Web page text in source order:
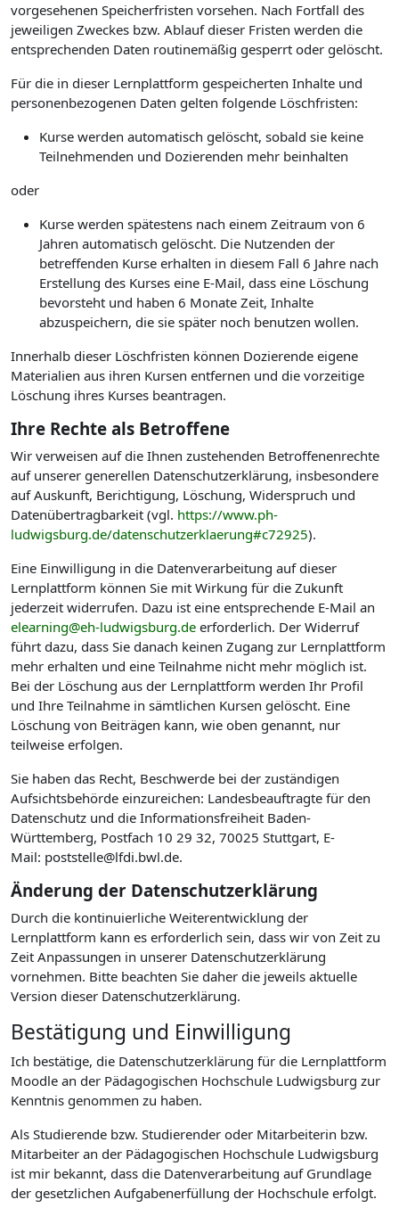
vorgesehenen Speicherfristen vorsehen. Nach Fortfall des
jeweiligen Zweckes bzw. Ablauf dieser Fristen werden die
entsprechenden Daten routinemäßig gesperrt oder gelöscht.
Für die in dieser Lernplattform gespeicherten Inhalte und
personenbezogenen Daten gelten folgende Löschfristen:
Kurse werden automatisch gelöscht, sobald sie keine
Teilnehmenden und Dozierenden mehr beinhalten
oder
Kurse werden spätestens nach einem Zeitraum von 6
Jahren automatisch gelöscht. Die Nutzenden der
betreffenden Kurse erhalten in diesem Fall 6 Jahre nach
Erstellung des Kurses eine E-Mail, dass eine Löschung
bevorsteht und haben 6 Monate Zeit, Inhalte
abzuspeichern, die sie später noch benutzen wollen.
Innerhalb dieser Löschfristen können Dozierende eigene
Materialien aus ihren Kursen entfernen und die vorzeitige
Löschung ihres Kurses beantragen.
Ihre Rechte als Betroffene
Wir verweisen auf die Ihnen zustehenden Betroffenenrechte
auf unserer generellen Datenschutzerklärung, insbesondere
auf Auskunft, Berichtigung, Löschung, Widerspruch und
Datenübertragbarkeit (vgl. https://www.ph-
ludwigsburg.de/datenschutzerklaerung#c72925).
Eine Einwilligung in die Datenverarbeitung auf dieser
Lernplattform können Sie mit Wirkung für die Zukunft
jederzeit widerrufen. Dazu ist eine entsprechende E-Mail an
elearning@eh-ludwigsburg.de erforderlich. Der Widerruf
führt dazu, dass Sie danach keinen Zugang zur Lernplattform
mehr erhalten und eine Teilnahme nicht mehr möglich ist.
Bei der Löschung aus der Lernplattform werden Ihr Profil
und Ihre Teilnahme in sämtlichen Kursen gelöscht. Eine
Löschung von Beiträgen kann, wie oben genannt, nur
teilweise erfolgen.
Sie haben das Recht, Beschwerde bei der zuständigen
Aufsichtsbehörde einzureichen: Landesbeauftragte für den
Datenschutz und die Informationsfreiheit Baden-
Württemberg, Postfach 10 29 32, 70025 Stuttgart, E-
Mail: poststelle@lfdi.bwl.de.
Änderung der Datenschutzerklärung
Durch die kontinuierliche Weiterentwicklung der
Lernplattform kann es erforderlich sein, dass wir von Zeit zu
Zeit Anpassungen in unserer Datenschutzerklärung
vornehmen. Bitte beachten Sie daher die jeweils aktuelle
Version dieser Datenschutzerklärung.
Bestätigung und Einwilligung
Ich bestätige, die Datenschutzerklärung für die Lernplattform
Moodle an der Pädagogischen Hochschule Ludwigsburg zur
Kenntnis genommen zu haben.
Als Studierende bzw. Studierender oder Mitarbeiterin bzw.
Mitarbeiter an der Pädagogischen Hochschule Ludwigsburg
ist mir bekannt, dass die Datenverarbeitung auf Grundlage
der gesetzlichen Aufgabenerfüllung der Hochschule erfolgt.